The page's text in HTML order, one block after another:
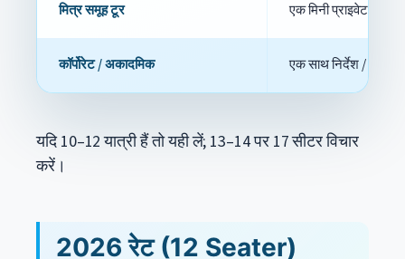
मित्र समूह टूर एक मिनी प्राइवेट बस
कॉर्पोरेट / अकादमिक एक साथ निर्देश / ब्रीफ
यदि 10–12 यात्री हैं तो यही लें; 13–14 पर 17 सीटर विचार
करें।
2026 रेट (12 Seater)